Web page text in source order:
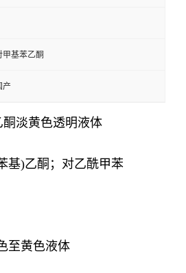
甲基苯乙酮
产
酮淡黄色透明液体
基)乙酮；对乙酰甲苯
至黄色液体